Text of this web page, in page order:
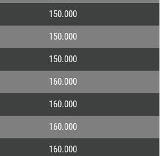
150.000
150.000
150.000
160.000
160.000
160.000
160.000